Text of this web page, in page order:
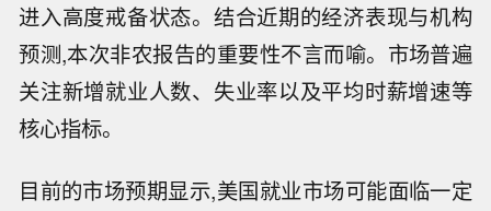
进入高度戒备状态。结合近期的经济表现与机构
预测,本次非农报告的重要性不言而喻。市场普遍
关注新增就业人数、失业率以及平均时薪增速等
核心指标。
目前的市场预期显示,美国就业市场可能面临一定